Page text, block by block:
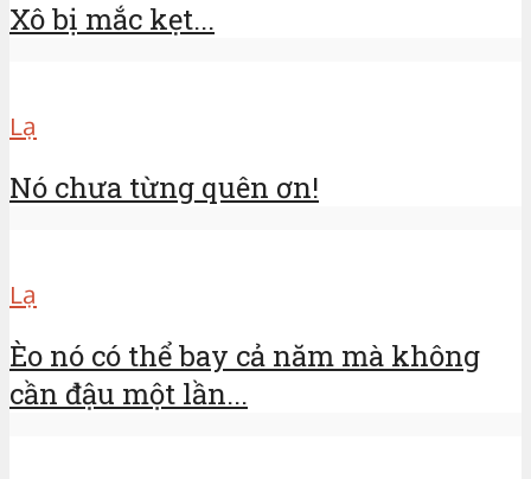
Xô bị mắc kẹt...
Lạ
Nó chưa từng quên ơn!
Lạ
Èo nó có thể bay cả năm mà không
cần đậu một lần...